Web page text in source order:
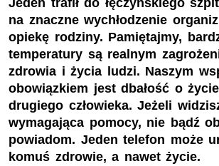
Jeden trafił do łęczyńskiego
na znaczne wychłodzenie
opiekę rodziny. Pamiętajmy,
temperatury są realnym
zdrowia i życia ludzi. Naszym
obowiązkiem jest dbałość o
drugiego człowieka. Jeżeli
wymagająca pomocy, nie bądź
powiadom. Jeden telefon może
komuś zdrowie, a nawet życie.